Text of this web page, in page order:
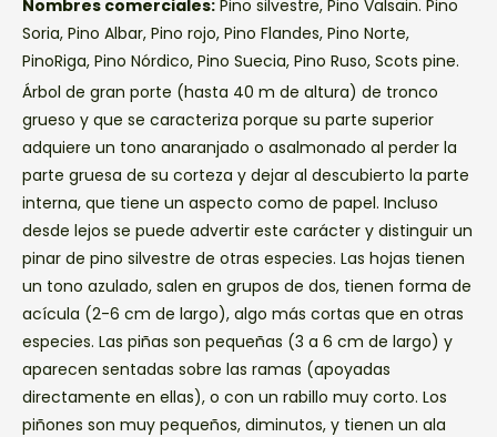
Nombres comerciales: Pino silvestre, Pino Valsain. Pino
Soria, Pino Albar, Pino rojo, Pino Flandes, Pino Norte,
PinoRiga, Pino Nórdico, Pino Suecia, Pino Ruso, Scots pine.
Árbol de gran porte (hasta 40 m de altura) de tronco
grueso y que se caracteriza porque su parte superior
adquiere un tono anaranjado o asalmonado al perder la
parte gruesa de su corteza y dejar al descubierto la parte
interna, que tiene un aspecto como de papel. Incluso
desde lejos se puede advertir este carácter y distinguir un
pinar de pino silvestre de otras especies. Las hojas tienen
un tono azulado, salen en grupos de dos, tienen forma de
acícula (2-6 cm de largo), algo más cortas que en otras
especies. Las piñas son pequeñas (3 a 6 cm de largo) y
aparecen sentadas sobre las ramas (apoyadas
directamente en ellas), o con un rabillo muy corto. Los
piñones son muy pequeños, diminutos, y tienen un ala